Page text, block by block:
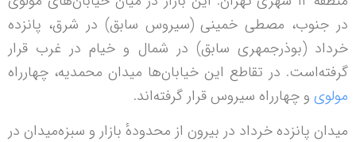
در جنوب، مصطى خمينى (سيروس سابق) در شرق، پانزده
خرداد (بوذرجمهری سابق) در شمال و خیام در غرب قرار
گرفته‌است. در تقاطع این خیابان‌ها میدان محمدیه، چهارراه
مولوی و چهارراه سیروس قرار گرفته‌اند.
میدان پانزده خرداد در بیرون از محدودهٔ بازار و سبزه‌میدان در